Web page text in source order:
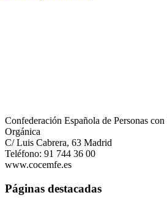
Confederación Española de Personas
Orgánica
C/ Luis Cabrera, 63 Madrid
Teléfono: 91 744 36 00
www.cocemfe.es
Páginas destacadas